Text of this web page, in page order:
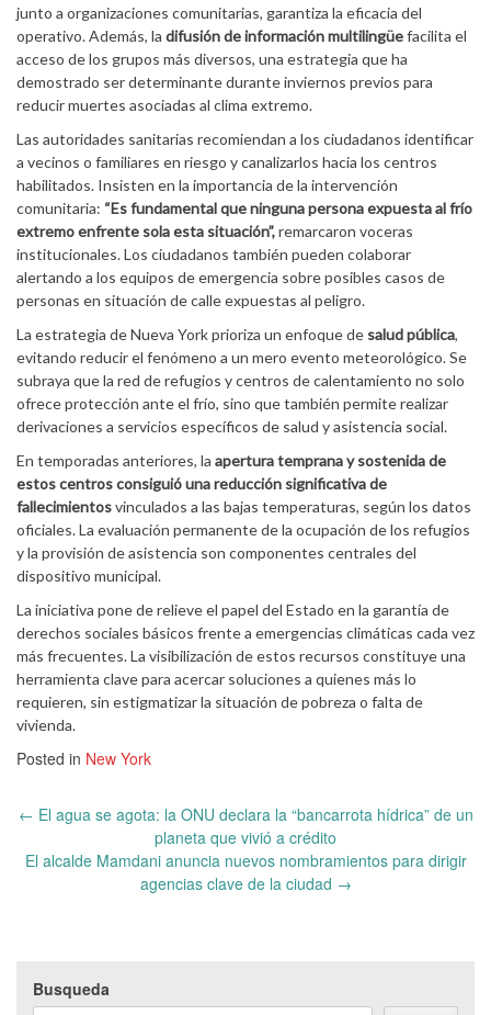
junto a organizaciones comunitarias, garantiza la eficacia del
operativo. Además, la difusión de información multilingüefacilita el
acceso de los grupos más diversos, una estrategia que ha
demostrado ser determinante durante inviernos previos para
reducir muertes asociadas al clima extremo.
Las autoridades sanitarias recomiendan a los ciudadanos identificar
a vecinos o familiares en riesgo y canalizarlos hacia los centros
habilitados. Insisten en la importancia de la intervención
comunitaria: “Es fundamental que ninguna persona expuesta al frío
extremo enfrente sola esta situación”,remarcaron voceras
institucionales. Los ciudadanos también pueden colaborar
alertando a los equipos de emergencia sobre posibles casos de
personas en situación de calle expuestas al peligro.
La estrategia de Nueva York prioriza un enfoque de salud pública,
evitando reducir el fenómeno a un mero evento meteorológico. Se
subraya que la red de refugios y centros de calentamiento no solo
ofrece protección ante el frío, sino que también permite realizar
derivaciones a servicios específicos de salud y asistencia social.
En temporadas anteriores, la apertura temprana y sostenida de
estos centros consiguió una reducción significativa de
fallecimientosvinculados a las bajas temperaturas, según los datos
oficiales. La evaluación permanente de la ocupación de los refugios
y la provisión de asistencia son componentes centrales del
dispositivo municipal.
La iniciativa pone de relieve el papel del Estado en la garantía de
derechos sociales básicos frente a emergencias climáticas cada vez
más frecuentes. La visibilización de estos recursos constituye una
herramienta clave para acercar soluciones a quienes más lo
requieren, sin estigmatizar la situación de pobreza o falta de
vivienda.
Posted in New York
Post
← El agua se agota: la ONU declara la “bancarrota hídrica” de un
planeta que vivió a crédito
El alcalde Mamdani anuncia nuevos nombramientos para dirigir
agencias clave de la ciudad →
Busqueda